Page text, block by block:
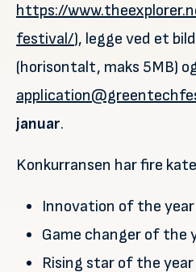
https://
festival/), legge ved et
(horisontalt, maks 5MB)
januar.
Konkurransen har fire
Innovation of the year
Game changer of the
Rising star of the year